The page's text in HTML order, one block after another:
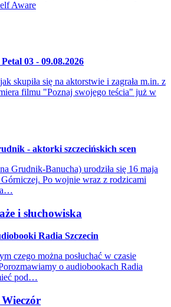
Aware
03 - 09.08.2026
skupiła się na aktorstwie i zagrała m.in. z
filmu "Poznaj swojego teścia" już w
- aktorki szczecińskich scen
Grudnik-Banucha) urodziła się 16 maja
Po wojnie wraz z rodzicami
i słuchowiska
Radia Szczecin
czego można posłuchać w czasie
o audiobookach Radia
pod…